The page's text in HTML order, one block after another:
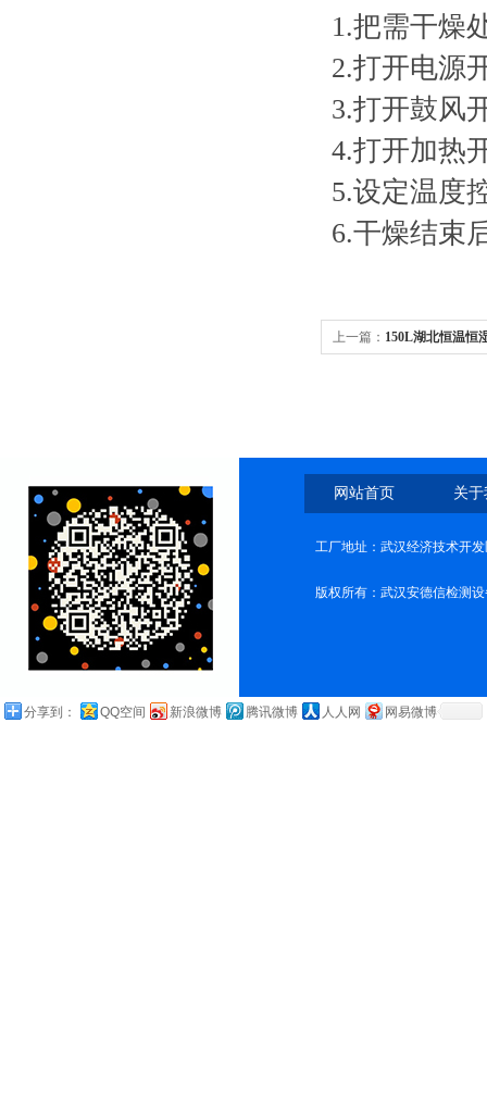
1.把需干燥
2.打开电源
3.打开鼓风
4.打开加热
5.设定温度
6.干燥结束
上一篇： 150L湖北恒温恒
网站首页 关
工厂地址：武汉经济技术开
版权所有：武汉安德信检测
分享到： QQ空间 新浪微博 腾讯微博 人人网 网易微博